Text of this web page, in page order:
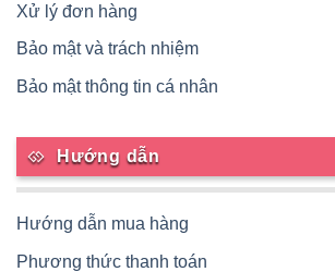
Xử lý đơn hàng
Bảo mật và trách nhiệm
Bảo mật thông tin cá nhân
Hướng dẫn
Hướng dẫn mua hàng
Phương thức thanh toán